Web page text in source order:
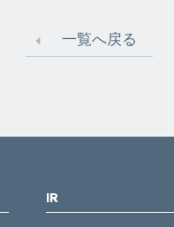
一覧へ戻る
IR